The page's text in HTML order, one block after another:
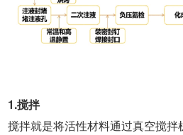
1.搅拌
搅拌就是将活性材料通过真空搅